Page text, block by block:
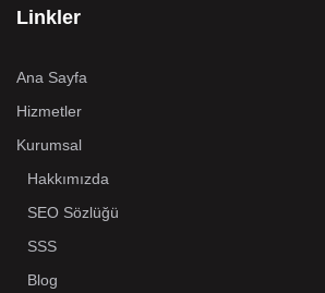
Linkler
Ana Sayfa
Hizmetler
Kurumsal
Hakkımızda
SEO Sözlüğü
SSS
Blog